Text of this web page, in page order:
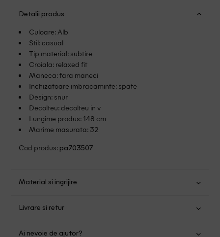
Detalii produs
Culoare: Alb
Stil: casual
Tip material: subtire
Croiala: relaxed fit
Maneca: fara maneci
Inchizatoare imbracaminte: spate
Design: snur
Decolteu: decolteu in v
Lungime produs: 148 cm
Marime masurata: 32
Cod produs: pa703507
Material si ingrijire
Nu folositi inalbitor
Livrare si retur
Ai nevoie de ajutor?